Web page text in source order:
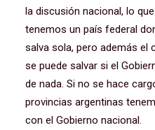
la discusión nacional, lo
tenemos un país federal
salva sola, pero además el
se puede salvar si el
de nada. Si no se hace
provincias argentinas
con el Gobierno nacional.